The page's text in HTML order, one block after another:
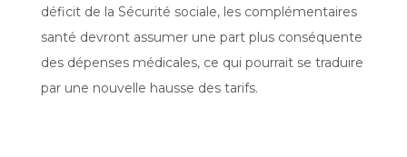
déficit de la Sécurité sociale, les complémentaires
santé devront assumer une part plus conséquente
des dépenses médicales, ce qui pourrait se traduire
par une nouvelle hausse des tarifs.